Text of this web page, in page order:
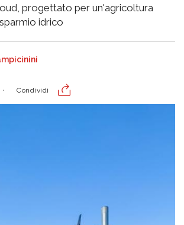
progettato per un'agricoltura
idrico
Condividi